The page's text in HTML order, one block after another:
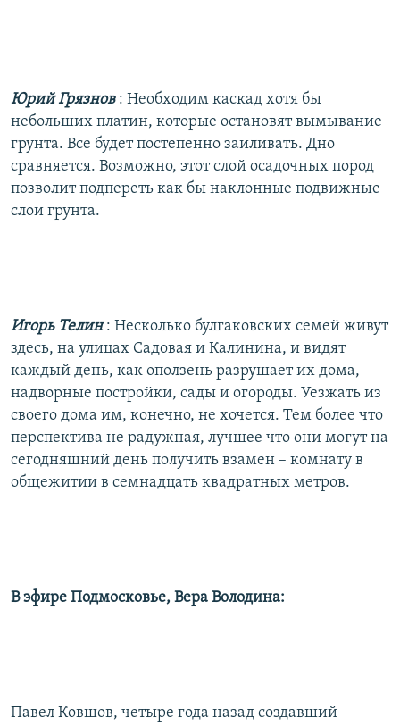
Юрий Грязнов : Необходим каскад хотя бы
небольших платин, которые остановят вымывание
грунта. Все будет постепенно заиливать. Дно
сравняется. Возможно, этот слой осадочных пород
позволит подпереть как бы наклонные подвижные
слои грунта.
Игорь Телин: Несколько булгаковских семей живут
здесь, на улицах Садовая и Калинина, и видят
каждый день, как оползень разрушает их дома,
надворные постройки, сады и огороды. Уезжать из
своего дома им, конечно, не хочется. Тем более что
перспектива не радужная, лучшее что они могут на
сегодняшний день получить взамен – комнату в
общежитии в семнадцать квадратных метров.
В эфире Подмосковье, Вера Володина:
Павел Ковшов, четыре года назад создавший